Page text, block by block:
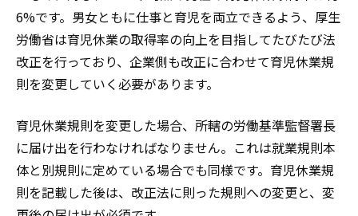
6%です。男女ともに仕事と育児を両立できるよう、厚生
労働省は育児休業の取得率の向上を目指してたびたび法
改正を行っており、企業側も改正に合わせて育児休業規
則を変更していく必要があります。
育児休業規則を変更した場合、所轄の労働基準監督署長
に届け出を行わなければなりません。これは就業規則本
体と別規則に定めている場合でも同様です。育児休業規
則を記載した後は、改正法に則った規則への変更と、変